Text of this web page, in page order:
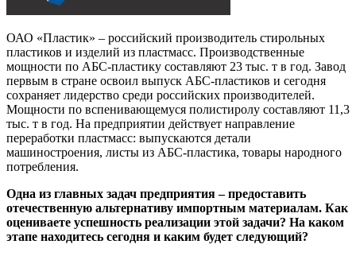
ОАО «Пластик» – российский производитель стирольных
пластиков и изделий из пластмасс. Производственные
мощности по АБС-пластику составляют 23 тыс. т в год. Завод
первым в стране освоил выпуск АБС-пластиков и сегодня
сохраняет лидерство среди российских производителей.
Мощности по вспенивающемуся полистиролу составляют 11,3
тыс. т в год. На предприятии действует направление
переработки пластмасс: выпускаются детали
машиностроения, листы из АБС-пластика, товары народного
потребления.
Одна из главных задач предприятия – предоставить
отечественную альтернативу импортным материалам. Как
оцениваете успешность реализации этой задачи? На каком
этапе находитесь сегодня и каким будет следующий?